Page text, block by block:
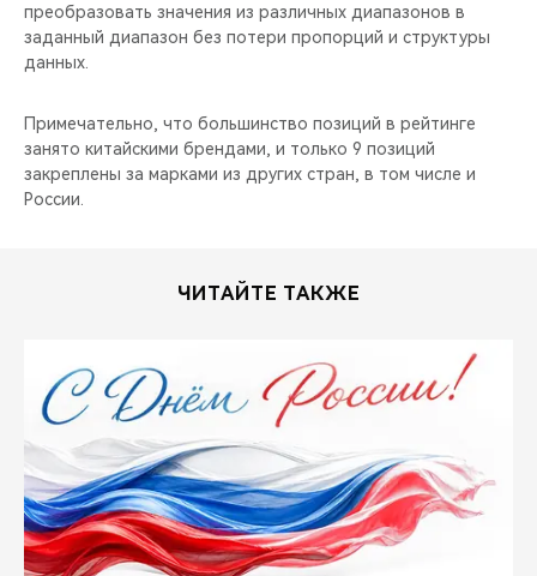
преобразовать значения из различных диапазонов в
заданный диапазон без потери пропорций и структуры
данных.
Примечательно, что большинство позиций в рейтинге
занято китайскими брендами, и только 9 позиций
закреплены за марками из других стран, в том числе и
России.
ЧИТАЙТЕ ТАКЖЕ